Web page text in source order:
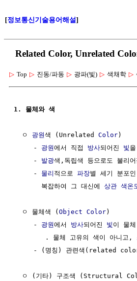
[정보통신기술용어해설]
Related Color, Unrelated
▷ Top ▷ 진동/파동 ▷ 광파(빛) ▷ 색채학 ▷
1. 물체와 색
  ㅇ
광원색 (Unrelated Color)
     -
광원에서 직접 방사되어진 빛 을
     -
발광색,독립색 등으로도 불리어
     -
물리 적으로 파장별 세기 분포인
       복잡하여 그 대신에
상관 색온
  ㅇ 물체색 (
Object Color)
     -
광원에서 방사되어진 빛 이 물체
        . 물체 고유의 색이 아니고,
- (명칭) 관련색(related
ㅇ (기타) 구조색 (Structural